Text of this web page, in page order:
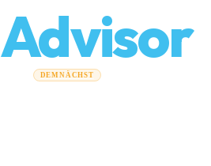
Advisor
DEMNÄCHST